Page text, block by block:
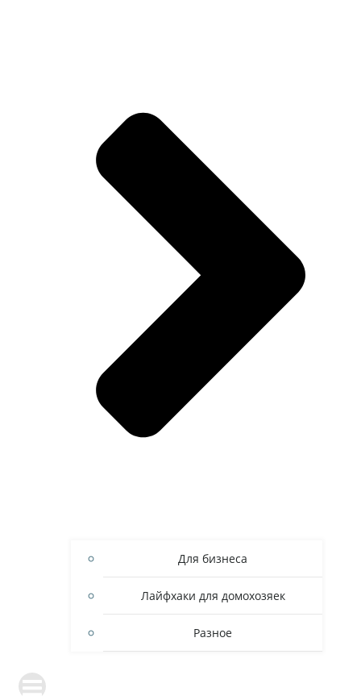
Для бизнеса
Лайфхаки для домохозяек
Разное